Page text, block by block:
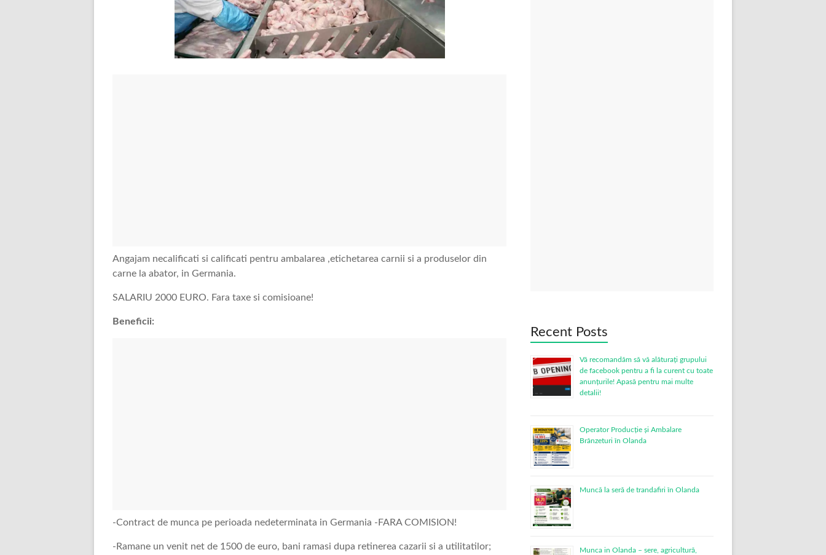
Angajam necalificati si calificati pentru ambalarea ,etichetarea carnii si a produselor din
carne la abator, in Germania.
SALARIU 2000 EURO. Fara taxe si comisioane!
Beneficii:
-Contract de munca pe perioada nedeterminata in Germania -FARA COMISION!
-Ramane un venit net de 1500 de euro, bani ramasi dupa retinerea cazarii si a utilitatilor;
Recent Posts
Vă recomandăm să vă alăturați grupului
de facebook pentru a fi la curent cu toate
anunțurile! Apasă pentru mai multe
detalii!
Operator Producție și Ambalare
Brânzeturi în Olanda
Muncă la seră de trandafiri în Olanda
Munca in Olanda – sere, agricultură,